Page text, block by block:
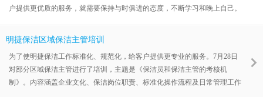
户提供更优质的服务，就需要保持与时俱进的态度，不断学习和晚上自己。
目的是为了让保洁员具备工作需要的知识和技能及服务意识，并能正确执行
了这个重要的目的，受大环境影响，保洁主管也需要
明捷保洁区域保洁主管培训
为了使明捷保洁工作标准化、规范化，给客户提供更专业的服务。7月28日
对部分区域保洁主管进行了培训，主题是《保洁员和保洁主管的考核机
制》。内容涵盖企业文化、保洁岗位职责、标准化操作流程及日常管理工作